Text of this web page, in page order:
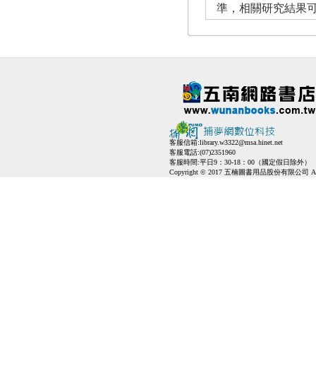
準，相關研究結果
客服信箱:library.w3322@msa.hinet.net
客服電話:(07)2351960
客服時間:平日9：30-18：00（國定假日除外）
Copyright © 2017 五楠圖書用品股份有限公司